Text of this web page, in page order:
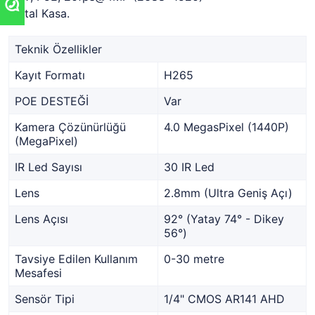
Metal Kasa.
Teknik Özellikler
Kayıt Formatı
H265
POE DESTEĞİ
Var
Kamera Çözünürlüğü
(MegaPixel)
4.0 MegasPixel (1440P)
IR Led Sayısı
30 IR Led
Lens
2.8mm (Ultra Geniş Açı)
Lens Açısı
92° (Yatay 74° - Dikey
56°)
Tavsiye Edilen Kullanım
Mesafesi
0-30 metre
Sensör Tipi
1/4" CMOS AR141 AHD